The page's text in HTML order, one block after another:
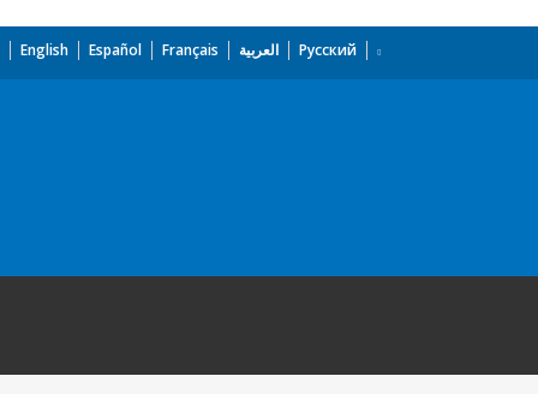
English Español Français العربية Русский